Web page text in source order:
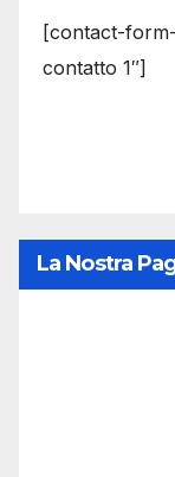
[contact-form-
contatto 1″]
La Nostra